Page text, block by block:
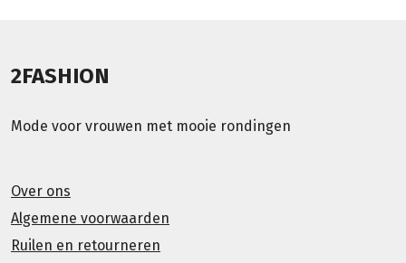
2FASHION
Mode voor vrouwen met mooie rondingen
Over ons
Algemene voorwaarden
Ruilen en retourneren